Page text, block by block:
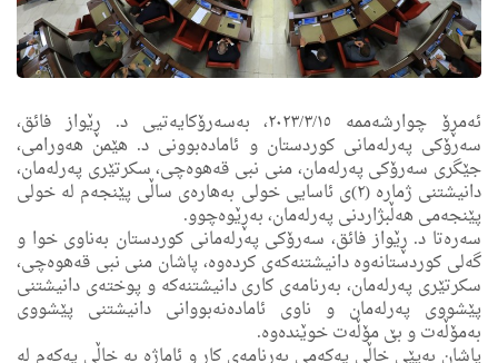
ئه‌مڕۆ چوارشه‌ممه‌ ٢٠٢٣/٣/١٥، به‌سه‌رۆكایه‌تیی د. ڕێواز فائق،
سه‌رۆكی په‌رله‌مانی كوردستان و ئاماده‌بوونی د. هێمن هه‌ورامی،
جێگری سه‌رۆكی په‌رله‌مان، منى نبى قه‌هوه‌چی، سكرتێری په‌رله‌مان،
دانیشتنی ژماره‌ (٢)ی ئاسایی خولی به‌هاره‌ى ساڵی پێنجه‌م له ‌خولی
پێنجه‌می هه‌ڵبژاردنی په‌رله‌مان، به‌ڕێوه‌چوو.
سه‌ره‌تا د. ڕێواز فائق، سه‌رۆكی په‌رله‌مانى كوردستان به‌ناوى خوا و
گه‌لی كوردستانه‌وه دانیشتنه‌كه‌ی كرده‌وه‌، پاشان منى نبى قه‌هوه‌چی،
سكرتێری په‌رله‌مان، به‌رنامه‌ى كارى دانیشتنه‌كه ‌و پوخته‌ى دانیشتنى
پێشووى په‌رله‌مان و ناوى ئاماده‌نه‌بووانی دانیشتنی پێشووی
به‌مۆڵه‌ت و بێ مۆڵه‌ت خوێنده‌وه.
پاشان به‌پێی خاڵی یه‌كه‌می به‌رنامه‌ی كار و ئاماژه‌ به‌ خاڵی یه‌كه‌م له‌